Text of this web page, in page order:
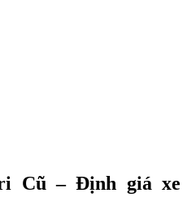
Cũ – Định giá xe